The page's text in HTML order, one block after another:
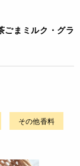
ごまミルク・グラ
その他香料